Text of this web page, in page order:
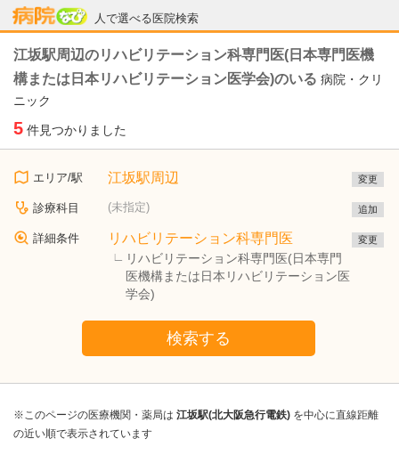
人で選べる医院検索
病院なび
江坂駅周辺のリハビリテーション科専門医(日本専門医機
構または日本リハビリテーション医学会)のいる 病院・クリ
ニック
5 件見つかりました
エリア/駅 江坂駅周辺 変更
診療科目 (未指定) 追加
詳細条件 リハビリテーション科専門医
リハビリテーション科専門医(日本専門
医機構または日本リハビリテーション医
学会)
変更
検索する
※このページの医療機関・薬局は 江坂駅(北大阪急行電鉄) を中心に直線距離
の近い順で表示されています